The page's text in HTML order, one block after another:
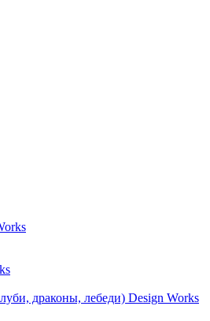
драконы, лебеди) Design Works